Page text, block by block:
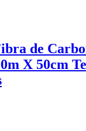
de
X 50cm